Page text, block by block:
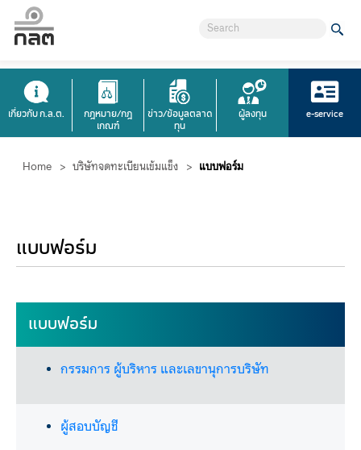
เกี่ยวกับ ก.ล.ต.
กฎหมาย/กฎ
เกณฑ์
ข่าว/ข้อมูลตลาด
ทุน
ผู้ลงทุน e-service
Home > บริษัทจดทะเบียนเข้มแข็ง > แบบฟอร์ม
แบบฟอร์ม
​​​​​​​​​แบบฟอร์ม​
​กรรมการ ผู้บริหาร และเลขานุการบริษัท
​ผู้สอบบัญชี